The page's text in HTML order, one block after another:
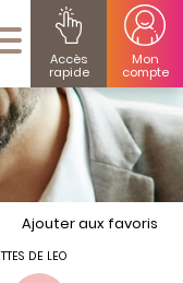
Accès
rapide
Mon
compte
DE LEO
Ajouter aux favoris